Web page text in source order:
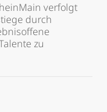
verfolgt
durch
zu